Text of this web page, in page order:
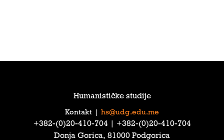
Humanističke studije
Kontakt hs@udg.edu.me
‎+382-(0)20-410-704‎ | ‎+382-(0)20-410-704‎
Donja Gorica, 81000 Podgorica